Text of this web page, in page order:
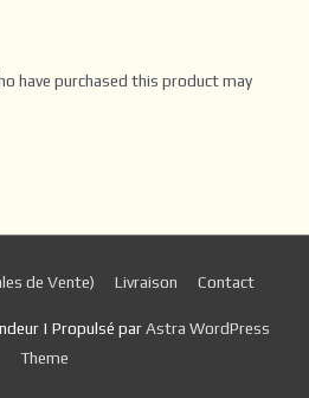
have purchased this product may
de Vente) Livraison Contact
| Propulsé parAstra WordPress
Theme